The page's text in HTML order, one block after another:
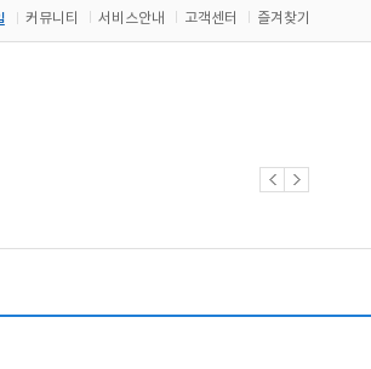
커뮤니티 서비스안내 고객센터 즐겨찾기